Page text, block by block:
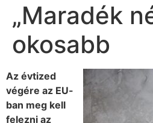
„Maradék
okosabb
Az évtized
végére az EU-
ban meg kell
felezni az